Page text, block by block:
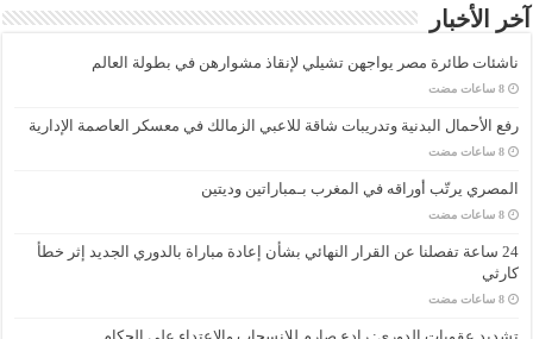
آخر الأخبار
ناشئات طائرة مصر يواجهن تشيلي لإنقاذ مشوارهن في بطولة العالم
‏8 ساعات مضت
رفع الأحمال البدنية وتدريبات شاقة للاعبي الزمالك في معسكر العاصمة الإدارية
‏8 ساعات مضت
المصري يرتّب أوراقه في المغرب بـمباراتين وديتين
‏8 ساعات مضت
24 ساعة تفصلنا عن القرار النهائي بشأن إعادة مباراة بالدوري الجديد إثر خطأ
كارثي
‏8 ساعات مضت